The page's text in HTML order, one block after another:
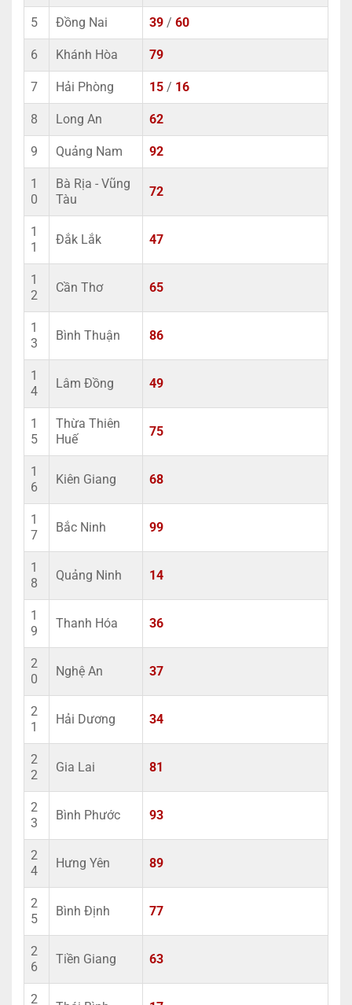
5 Đồng Nai 39 / 60
6 Khánh Hòa 79
7 Hải Phòng 15 / 16
8 Long An 62
9 Quảng Nam 92
1
0
Bà Rịa - Vũng
Tàu
72
1
1
Đắk Lắk 47
1
2
Cần Thơ 65
1
3
Bình Thuận 86
1
4
Lâm Đồng 49
1
5
Thừa Thiên
Huế
75
1
6
Kiên Giang 68
1
7
Bắc Ninh 99
1
8
Quảng Ninh 14
1
9
Thanh Hóa 36
2
0
Nghệ An 37
2
1
Hải Dương 34
2
2
Gia Lai 81
2
3
Bình Phước 93
2
4
Hưng Yên 89
2
5
Bình Định 77
2
6
Tiền Giang 63
2